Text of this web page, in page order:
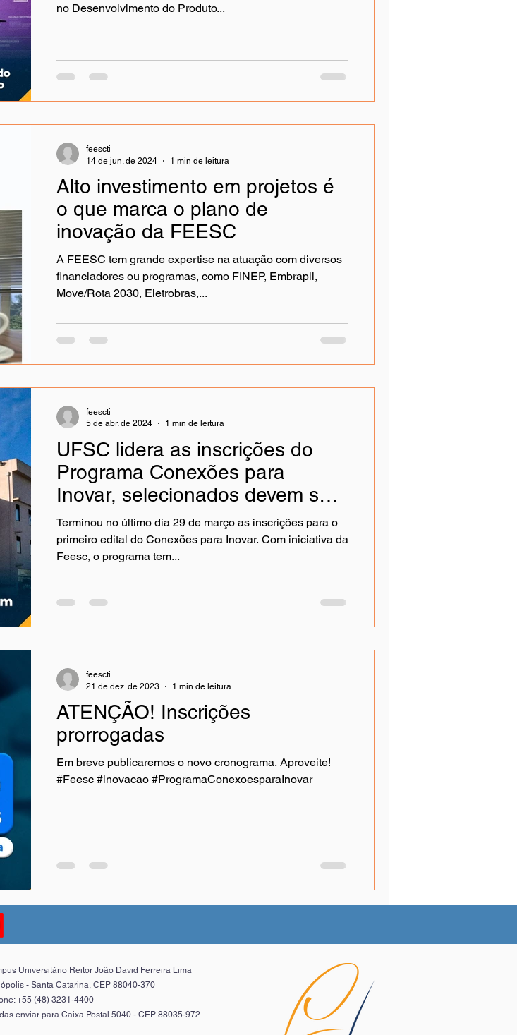
no Desenvolvimento do Produto...
Alto investimento em projetos é
o que marca o plano de
inovação da FEESC
A FEESC tem grande expertise na atuação com diversos
financiadores ou programas, como FINEP, Embrapii,
Move/Rota 2030, Eletrobras,...
feescti
14 de jun. de 2024
1 min de leitura
UFSC lidera as inscrições do
Programa Conexões para
Inovar, selecionados devem ser
divulgados dia 15 de abril
Terminou no último dia 29 de março as inscrições para o
primeiro edital do Conexões para Inovar. Com iniciativa da
Feesc, o programa tem...
feescti
5 de abr. de 2024
1 min de leitura
ATENÇÃO! Inscrições
prorrogadas
Em breve publicaremos o novo cronograma. Aproveite!
#Feesc #inovacao #ProgramaConexoesparaInovar
feescti
21 de dez. de 2023
1 min de leitura
Universitário Reitor João David Ferreira Lima
- Santa Catarina, CEP 88040-370
+55 (48) 3231-4400
enviar para Caixa Postal 5040 - CEP 88035-972